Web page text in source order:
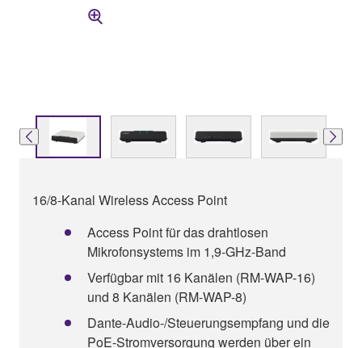
16/8-Kanal Wireless Access Point
Access Point für das drahtlosen
Mikrofonsystems im 1,9-GHz-Band
Verfügbar mit 16 Kanälen (RM-WAP-16)
und 8 Kanälen (RM-WAP-8)
Dante-Audio-/Steuerungsempfang und die
PoE-Stromversorgung werden über ein